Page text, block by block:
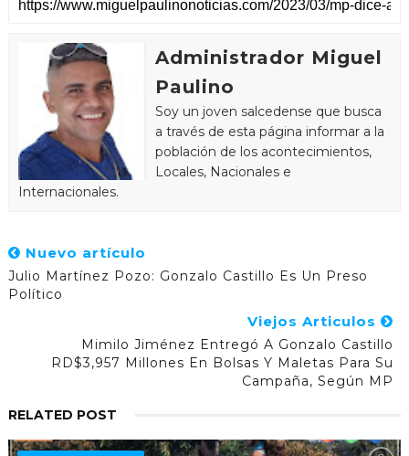
Administrador Miguel
Paulino
Soy un joven salcedense que busca
a través de esta página informar a la
población de los acontecimientos,
Locales, Nacionales e
Internacionales.
Nuevo artículo
Julio Martínez Pozo: Gonzalo Castillo Es Un Preso
Político
Viejos Articulos
Mimilo Jiménez Entregó A Gonzalo Castillo
RD$3,957 Millones En Bolsas Y Maletas Para Su
Campaña, Según MP
RELATED POST